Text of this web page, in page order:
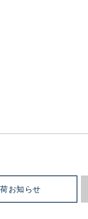
お知らせ